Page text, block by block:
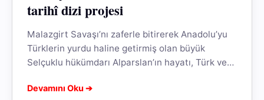
tarihî dizi projesi
Malazgirt Savaşı’nı zaferle bitirerek Anadolu’yu
Türklerin yurdu haline getirmiş olan büyük
Selçuklu hükümdarı Alparslan’ın hayatı, Türk ve
haline getirilecek.
Devamını Oku ➔